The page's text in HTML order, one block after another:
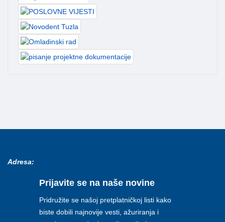
Adresa:
Prijavite se na naše novine
Pridružite se našoj pretplatničkoj listi kako
biste dobili najnovije vesti, ažuriranja i